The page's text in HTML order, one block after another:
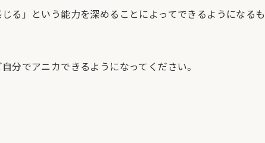
る」という能力を深めることによってできるようになるも
分でアニカできるようになってください。